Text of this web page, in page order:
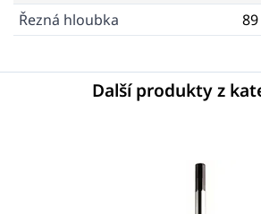
Řezná hloubka
Další produkty z